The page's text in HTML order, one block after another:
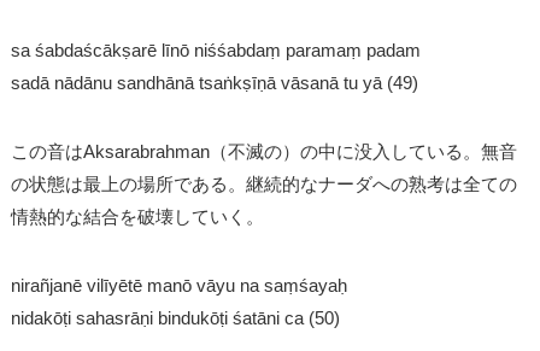
sa śabdaścākṣarē līnō niśśabdaṃ paramaṃ padam
sadā nādānu sandhānā tsaṅkṣīṇā vāsanā tu yā (49)
この音はAksarabrahman（不滅の）の中に没入している。無音
の状態は最上の場所である。継続的なナーダへの熟考は全ての
情熱的な結合を破壊していく。
nirañjanē vilīyētē manō vāyu na saṃśayaḥ
nidakōṭi sahasrāṇi bindukōṭi śatāni ca (50)